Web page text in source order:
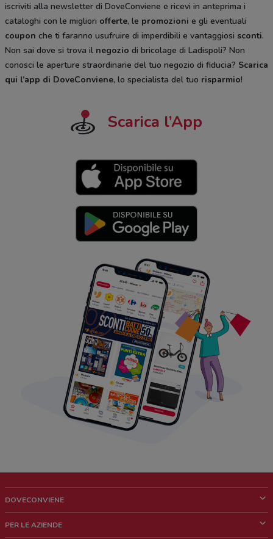
iscriviti alla newsletter di DoveConviene e ricevi in anteprima i
cataloghi con le migliori offerte, le promozioni e gli eventuali
coupon che ti faranno usufruire di imperdibili e vantaggiosi sconti.
Non sai dove si trova il negozio di bricolage di Ladispoli? Non
conosci le aperture straordinarie del tuo negozio di fiducia? Scarica
qui l’app di DoveConviene, lo specialista del tuo risparmio!
Scarica l’App
DOVECONVIENE
PER LE AZIENDE